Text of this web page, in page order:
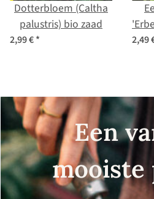
Dotterbloem (Caltha
palustris) bio zaad
2,99 €*
ssp.
2,49
Een
mooiste